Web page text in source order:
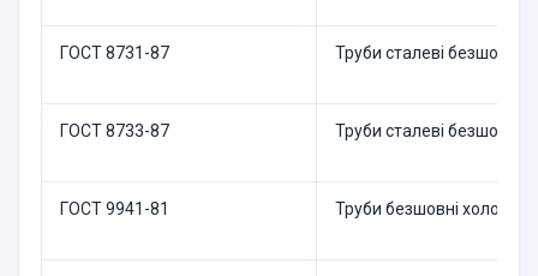
ГОСТ 8731-87 Труби сталеві безшовні
ГОСТ 8733-87 Труби сталеві безшовні
ГОСТ 9941-81 Труби безшовні холодно-